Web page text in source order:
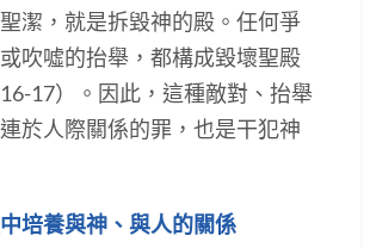
潔，就是拆毀神的殿。任何爭
吹噓的抬舉，都構成毀壞聖殿
17）。因此，這種敵對、抬舉
於人際關係的罪，也是干犯神
培養與神、與人的關係